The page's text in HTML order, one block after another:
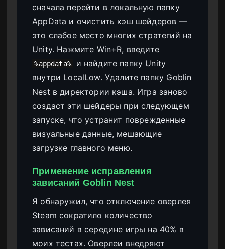
сначала перейти в локальную папку
AppData и очистить кэш шейдеров —
это слабое место многих стратегий на
Unity. Нажмите Win+R, введите
%appdata%
и найдите папку Unity
внутри LocalLow. Удалите папку Goblin
Nest в директории кэша. Игра заново
создаст эти шейдеры при следующем
запуске, что устранит поврежденные
визуальные данные, мешающие
загрузке главного меню.
Применение исправления
зависаний Goblin Nest
Я обнаружил, что отключение оверлея
Steam сократило количество
зависаний в середине игры на 40% в
моих тестах. Оверлеи внедряют